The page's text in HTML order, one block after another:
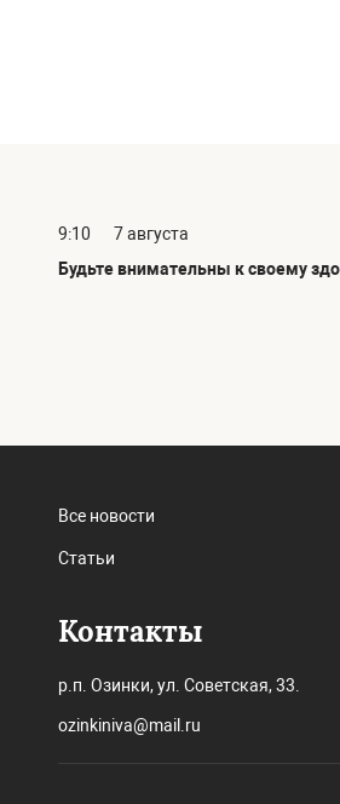
9:10
7 августа
Будьте внимательны к своему
Все новости
Статьи
Контакты
р.п. Озинки, ул. Советская, 33.
ozinkiniva@mail.ru